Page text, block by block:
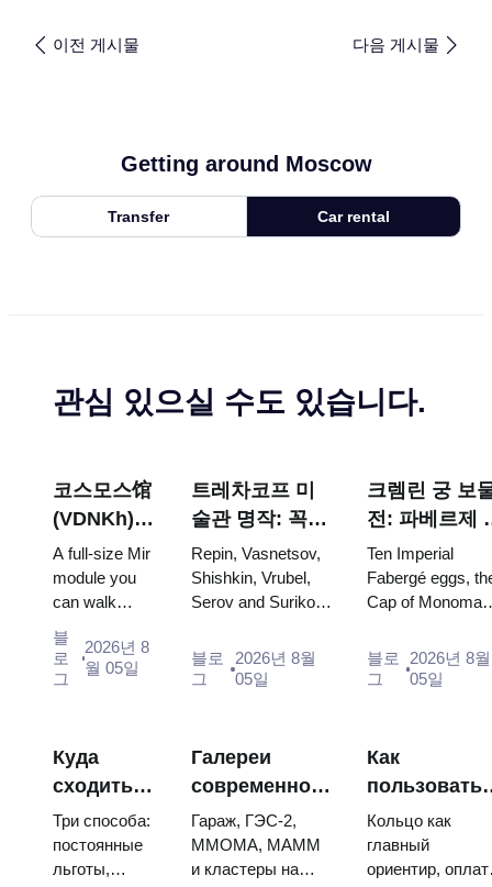
이전 게시물 다음 게시물
Getting around Moscow
Transfer Car rental
관심 있으실 수도 있습니다.
코스모스馆
(VDNKh) :
러시아 최
대 우주 전
시관
A full-size Mir
module you
can walk
Energia–
Buran model,
capsules and
120 pieces of
flight...
블
로
그
2026년 8
월 05일
트레차코프 미
술관 명작: 꼭
봐야 할 그림들
을 중심으로 한
방문 계획
Repin, Vasnetsov,
Shishkin, Vrubel,
Serov and Surikov
stop people, where
they hang, and why
블로
그
2026년 8월
05일
크렘린 궁 보
전: 파베르제
걀, 왕좌, 대관
식 예복
Ten Imperial
Fabergé eggs,
Cap of
of two boy tsars
and the
블로
그
2026년 8월
05일
Куда
сходить
на
искусство
в Москве
Три способа:
постоянные
льготы,
Галереи
современного
искусства в
Москве: где
смотреть и
Гараж, ГЭС-2,
ММОМА, МАММ
и кластеры на
Как
метро
Москвы:
схема,
Кольцо как
главный
ориентир,